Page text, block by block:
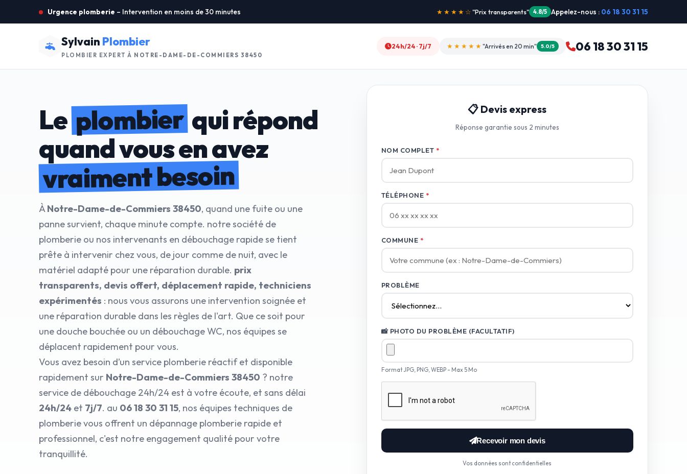
Urgence plomberie – Intervention en moins de 30 minutes ★★★★★ "Intervention dimanche" 5.0/5 Appelez-nous : 06 18 30 31 15
Sylvain Plombier
PLOMBIER EXPERT À NOTRE-DAME-DE-COMMIERS 38450
24h/24 · 7j/7 ★★★★★ "Arrivés en 20 min" 5.0/5 06 18 30 31 15
Leplombierqui répond
quand vous en avez
vraiment besoin
ÀNotre-Dame-de-Commiers 38450, quand une fuite ou une
panne survient, chaque minute compte. notre société de
plomberie ou nos intervenants en débouchage rapide se tient
prête à intervenir chez vous, de jour comme de nuit, avec le
matériel adapté pour une réparation durable. prix
transparents, devis offert, déplacement rapide, techniciens
expérimentés : nous vous assurons une intervention soignée et
une réparation durable dans les règles de l'art. Que ce soit pour
une douche bouchée ou un débouchage WC, nos équipes se
déplacent rapidement pour vous.
Vous avez besoin d’un service plomberie réactif et disponible
rapidement sur Notre-Dame-de-Commiers 38450 ? notre
service de débouchage 24h/24 est à votre écoute, et sans délai
24h/24 et 7j/7. au 06 18 30 31 15, nos équipes techniques de
plomberie vous offrent un dépannage plomberie rapide et
professionnel, c'est notre engagement qualité pour votre
tranquillité.
📋 Devis express
Réponse garantie sous 2 minutes
NOM COMPLET *
TÉLÉPHONE *
COMMUNE *
PROBLÈME
📸 PHOTO DU PROBLÈME (FACULTATIF)
Format JPG, PNG, WEBP - Max 5 Mo
Recevoir mon devis
Vos données sont confidentielles